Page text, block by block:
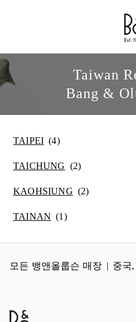
Bang &
Link Opens
Taiwan
Bang &
TAIPEI
TAICHUNG
KAOHSIUNG
TAINAN
모든 뱅앤올룹슨 매장 중국